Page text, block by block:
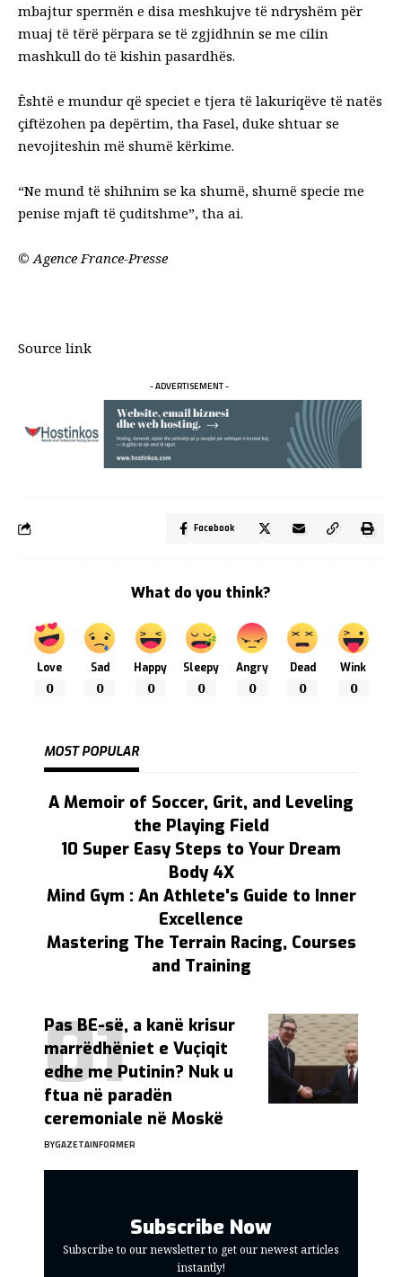
mbajtur spermën e disa meshkujve të ndryshëm për
muaj të tërë përpara se të zgjidhnin se me cilin
mashkull do të kishin pasardhës.
Është e mundur që speciet e tjera të lakuriqëve të natës
çiftëzohen pa depërtim, tha Fasel, duke shtuar se
nevojiteshin më shumë kërkime.
“Ne mund të shihnim se ka shumë, shumë specie me
penise mjaft të çuditshme”, tha ai.
© Agence France-Presse
Source link
- ADVERTISEMENT -
Facebook
What do you think?
Love
0
Sad
0
Happy
0
Sleepy
0
Angry
0
Dead
0
Wink
0
MOST POPULAR
A Memoir of Soccer, Grit, and Leveling
the Playing Field
10 Super Easy Steps to Your Dream
Body 4X
Mind Gym : An Athlete's Guide to Inner
Excellence
Mastering The Terrain Racing, Courses
and Training
Pas BE-së, a kanë krisur
marrëdhëniet e Vuçiqit
edhe me Putinin? Nuk u
ftua në paradën
ceremoniale në Moskë
BYGAZETAINFORMER
Subscribe Now
Subscribe to our newsletter to get our newest articles
instantly!